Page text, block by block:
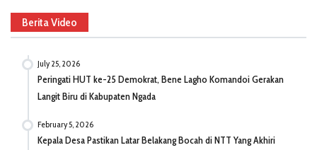
Berita Video
July 25, 2026
Peringati HUT ke-25 Demokrat, Bene Lagho Komandoi Gerakan
Langit Biru di Kabupaten Ngada
February 5, 2026
Kepala Desa Pastikan Latar Belakang Bocah di NTT Yang Akhiri